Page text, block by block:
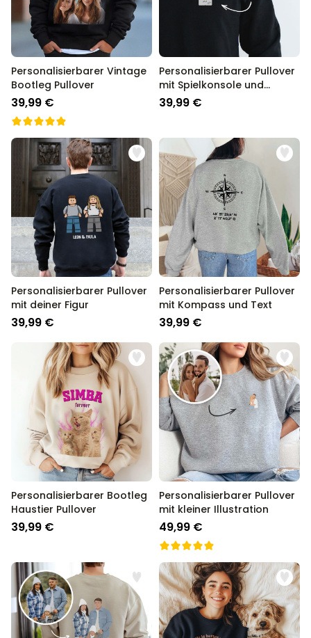
Personalisierbarer Vintage
Bootleg Pullover
39,99 €
Personalisierbarer Pullover
mit Spielkonsole und
Namen
39,99 €
Personalisierbarer Pullover
mit deiner Figur
39,99 €
Personalisierbarer Pullover
mit Kompass und Text
39,99 €
Personalisierbarer Bootleg
Haustier Pullover
39,99 €
Personalisierbarer Pullover
mit kleiner Illustration
49,99 €